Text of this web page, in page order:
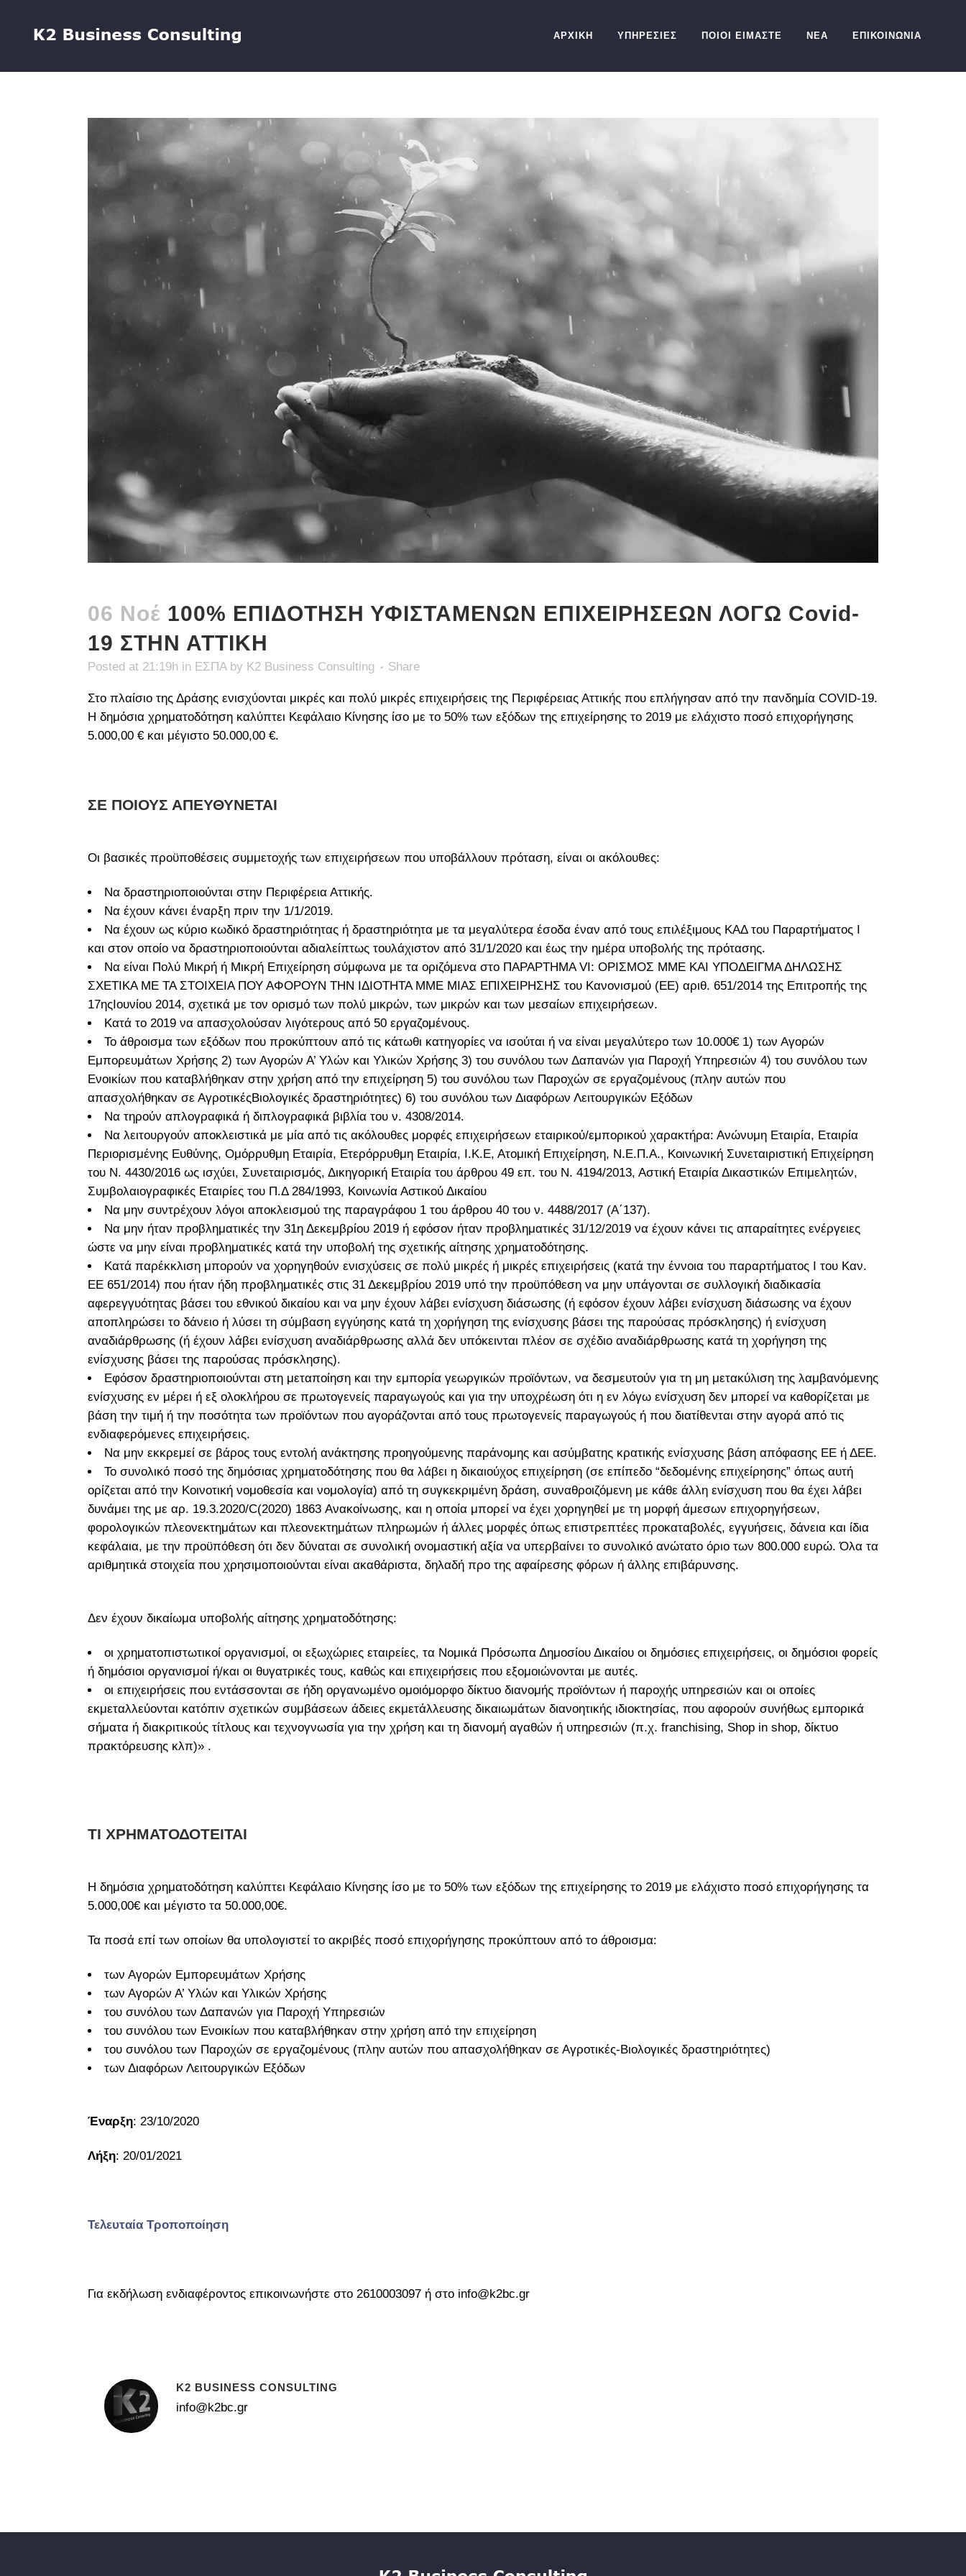
ΑΡΧΙΚΗ ΥΠΗΡΕΣΙΕΣ ΠΟΙΟΙ ΕΙΜΑΣΤΕ ΝΕΑ ΕΠΙΚΟΙΝΩΝΙΑ
06 Νοέ 100% ΕΠΙΔΟΤΗΣΗ ΥΦΙΣΤΑΜΕΝΩΝ ΕΠΙΧΕΙΡΗΣΕΩΝ ΛΟΓΩ Covid-
19 ΣΤΗΝ ΑΤΤΙΚΗ
Posted at 21:19h in ΕΣΠΑ by K2 Business Consulting Share
Στο πλαίσιο της Δράσης ενισχύονται μικρές και πολύ μικρές επιχειρήσεις της Περιφέρειας Αττικής που επλήγησαν από την πανδημία COVID-19.
Η δημόσια χρηματοδότηση καλύπτει Κεφάλαιο Κίνησης ίσο με το 50% των εξόδων της επιχείρησης το 2019 με ελάχιστο ποσό επιχορήγησης
5.000,00 € και μέγιστο 50.000,00 €.
ΣΕ ΠΟΙΟΥΣ ΑΠΕΥΘΥΝΕΤΑΙ
Οι βασικές προϋποθέσεις συμμετοχής των επιχειρήσεων που υποβάλλουν πρόταση, είναι οι ακόλουθες:
Να δραστηριοποιούνται στην Περιφέρεια Αττικής.
Να έχουν κάνει έναρξη πριν την 1/1/2019.
Να έχουν ως κύριο κωδικό δραστηριότητας ή δραστηριότητα με τα μεγαλύτερα έσοδα έναν από τους επιλέξιμους ΚΑΔ του Παραρτήματος Ι
και στον οποίο να δραστηριοποιούνται αδιαλείπτως τουλάχιστον από 31/1/2020 και έως την ημέρα υποβολής της πρότασης.
Να είναι Πολύ Μικρή ή Μικρή Επιχείρηση σύμφωνα με τα οριζόμενα στο ΠΑΡΑΡΤΗΜΑ VI: ΟΡΙΣΜΟΣ ΜΜΕ ΚΑΙ ΥΠΟΔΕΙΓΜΑ ΔΗΛΩΣΗΣ
ΣΧΕΤΙΚΑ ΜΕ ΤΑ ΣΤΟΙΧΕΙΑ ΠΟΥ ΑΦΟΡΟΥΝ ΤΗΝ ΙΔΙΟΤΗΤΑ ΜΜΕ ΜΙΑΣ ΕΠΙΧΕΙΡΗΣΗΣ του Κανονισμού (ΕΕ) αριθ. 651/2014 της Επιτροπής της
17ηςΙουνίου 2014, σχετικά με τον ορισμό των πολύ μικρών, των μικρών και των μεσαίων επιχειρήσεων.
Κατά το 2019 να απασχολούσαν λιγότερους από 50 εργαζομένους.
Το άθροισμα των εξόδων που προκύπτουν από τις κάτωθι κατηγορίες να ισούται ή να είναι μεγαλύτερο των 10.000€ 1) των Αγορών
Εμπορευμάτων Χρήσης 2) των Αγορών Α’ Υλών και Υλικών Χρήσης 3) του συνόλου των Δαπανών για Παροχή Υπηρεσιών 4) του συνόλου των
Ενοικίων που καταβλήθηκαν στην χρήση από την επιχείρηση 5) του συνόλου των Παροχών σε εργαζομένους (πλην αυτών που
απασχολήθηκαν σε ΑγροτικέςΒιολογικές δραστηριότητες) 6) του συνόλου των Διαφόρων Λειτουργικών Εξόδων
Να τηρούν απλογραφικά ή διπλογραφικά βιβλία του ν. 4308/2014.
Να λειτουργούν αποκλειστικά με μία από τις ακόλουθες μορφές επιχειρήσεων εταιρικού/εμπορικού χαρακτήρα: Ανώνυμη Εταιρία, Εταιρία
Περιορισμένης Ευθύνης, Ομόρρυθμη Εταιρία, Ετερόρρυθμη Εταιρία, Ι.Κ.Ε, Ατομική Επιχείρηση, Ν.Ε.Π.Α., Κοινωνική Συνεταιριστική Επιχείρηση
του Ν. 4430/2016 ως ισχύει, Συνεταιρισμός, Δικηγορική Εταιρία του άρθρου 49 επ. του Ν. 4194/2013, Αστική Εταιρία Δικαστικών Επιμελητών,
Συμβολαιογραφικές Εταιρίες του Π.Δ 284/1993, Κοινωνία Αστικού Δικαίου
Να μην συντρέχουν λόγοι αποκλεισμού της παραγράφου 1 του άρθρου 40 του ν. 4488/2017 (Α΄137).
Να μην ήταν προβληματικές την 31η Δεκεμβρίου 2019 ή εφόσον ήταν προβληματικές 31/12/2019 να έχουν κάνει τις απαραίτητες ενέργειες
ώστε να μην είναι προβληματικές κατά την υποβολή της σχετικής αίτησης χρηματοδότησης.
Κατά παρέκκλιση μπορούν να χορηγηθούν ενισχύσεις σε πολύ μικρές ή μικρές επιχειρήσεις (κατά την έννοια του παραρτήματος I του Καν.
ΕΕ 651/2014) που ήταν ήδη προβληματικές στις 31 Δεκεμβρίου 2019 υπό την προϋπόθεση να μην υπάγονται σε συλλογική διαδικασία
αφερεγγυότητας βάσει του εθνικού δικαίου και να μην έχουν λάβει ενίσχυση διάσωσης (ή εφόσον έχουν λάβει ενίσχυση διάσωσης να έχουν
αποπληρώσει το δάνειο ή λύσει τη σύμβαση εγγύησης κατά τη χορήγηση της ενίσχυσης βάσει της παρούσας πρόσκλησης) ή ενίσχυση
αναδιάρθρωσης (ή έχουν λάβει ενίσχυση αναδιάρθρωσης αλλά δεν υπόκεινται πλέον σε σχέδιο αναδιάρθρωσης κατά τη χορήγηση της
ενίσχυσης βάσει της παρούσας πρόσκλησης).
Εφόσον δραστηριοποιούνται στη μεταποίηση και την εμπορία γεωργικών προϊόντων, να δεσμευτούν για τη μη μετακύλιση της λαμβανόμενης
ενίσχυσης εν μέρει ή εξ ολοκλήρου σε πρωτογενείς παραγωγούς και για την υποχρέωση ότι η εν λόγω ενίσχυση δεν μπορεί να καθορίζεται με
βάση την τιμή ή την ποσότητα των προϊόντων που αγοράζονται από τους πρωτογενείς παραγωγούς ή που διατίθενται στην αγορά από τις
ενδιαφερόμενες επιχειρήσεις.
Να μην εκκρεμεί σε βάρος τους εντολή ανάκτησης προηγούμενης παράνομης και ασύμβατης κρατικής ενίσχυσης βάση απόφασης ΕΕ ή ΔΕΕ.
Το συνολικό ποσό της δημόσιας χρηματοδότησης που θα λάβει η δικαιούχος επιχείρηση (σε επίπεδο “δεδομένης επιχείρησης” όπως αυτή
ορίζεται από την Κοινοτική νομοθεσία και νομολογία) από τη συγκεκριμένη δράση, συναθροιζόμενη με κάθε άλλη ενίσχυση που θα έχει λάβει
δυνάμει της με αρ. 19.3.2020/C(2020) 1863 Ανακοίνωσης, και η οποία μπορεί να έχει χορηγηθεί με τη μορφή άμεσων επιχορηγήσεων,
φορολογικών πλεονεκτημάτων και πλεονεκτημάτων πληρωμών ή άλλες μορφές όπως επιστρεπτέες προκαταβολές, εγγυήσεις, δάνεια και ίδια
κεφάλαια, με την προϋπόθεση ότι δεν δύναται σε συνολική ονομαστική αξία να υπερβαίνει το συνολικό ανώτατο όριο των 800.000 ευρώ. Όλα τα
αριθμητικά στοιχεία που χρησιμοποιούνται είναι ακαθάριστα, δηλαδή προ της αφαίρεσης φόρων ή άλλης επιβάρυνσης.
Δεν έχουν δικαίωμα υποβολής αίτησης χρηματοδότησης:
οι χρηματοπιστωτικοί οργανισμοί, οι εξωχώριες εταιρείες, τα Νομικά Πρόσωπα Δημοσίου Δικαίου οι δημόσιες επιχειρήσεις, οι δημόσιοι φορείς
ή δημόσιοι οργανισμοί ή/και οι θυγατρικές τους, καθώς και επιχειρήσεις που εξομοιώνονται με αυτές.
οι επιχειρήσεις που εντάσσονται σε ήδη οργανωμένο ομοιόμορφο δίκτυο διανομής προϊόντων ή παροχής υπηρεσιών και οι οποίες
εκμεταλλεύονται κατόπιν σχετικών συμβάσεων άδειες εκμετάλλευσης δικαιωμάτων διανοητικής ιδιοκτησίας, που αφορούν συνήθως εμπορικά
σήματα ή διακριτικούς τίτλους και τεχνογνωσία για την χρήση και τη διανομή αγαθών ή υπηρεσιών (π.χ. franchising, Shop in shop, δίκτυο
πρακτόρευσης κλπ)» .
ΤΙ ΧΡΗΜΑΤΟΔΟΤΕΙΤΑΙ
Η δημόσια χρηματοδότηση καλύπτει Κεφάλαιο Κίνησης ίσο με το 50% των εξόδων της επιχείρησης το 2019 με ελάχιστο ποσό επιχορήγησης τα
5.000,00€ και μέγιστο τα 50.000,00€.
Τα ποσά επί των οποίων θα υπολογιστεί το ακριβές ποσό επιχορήγησης προκύπτουν από το άθροισμα:
των Αγορών Εμπορευμάτων Χρήσης
των Αγορών Α’ Υλών και Υλικών Χρήσης
του συνόλου των Δαπανών για Παροχή Υπηρεσιών
του συνόλου των Ενοικίων που καταβλήθηκαν στην χρήση από την επιχείρηση
του συνόλου των Παροχών σε εργαζομένους (πλην αυτών που απασχολήθηκαν σε Αγροτικές-Βιολογικές δραστηριότητες)
των Διαφόρων Λειτουργικών Εξόδων
Έναρξη: 23/10/2020
Λήξη: 20/01/2021
Τελευταία Τροποποίηση
Για εκδήλωση ενδιαφέροντος επικοινωνήστε στο 2610003097 ή στο info@k2bc.gr
K2 BUSINESS CONSULTING
info@k2bc.gr